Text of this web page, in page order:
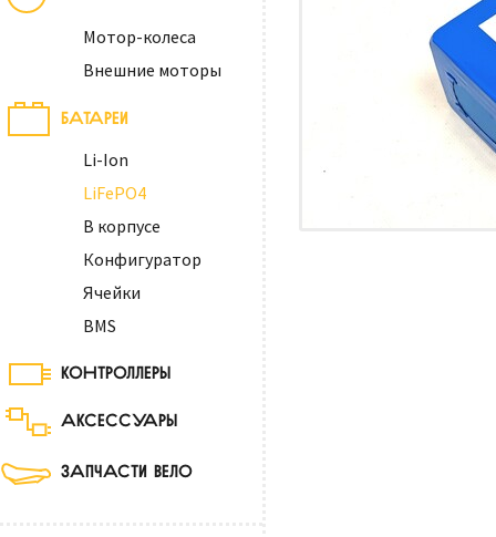
Мотор-колеса
Внешние моторы
БАТАРЕИ
Li-Ion
LiFePO4
В корпусе
Конфигуратор
Ячейки
BMS
КОНТРОЛЛЕРЫ
АКСЕССУАРЫ
ЗАПЧАСТИ ВЕЛО